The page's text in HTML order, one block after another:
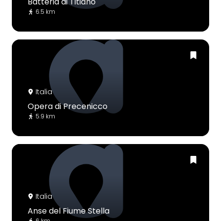
6.5 km
Italia
Opera di Precenicco
5.9 km
Italia
Anse del Fiume Stella